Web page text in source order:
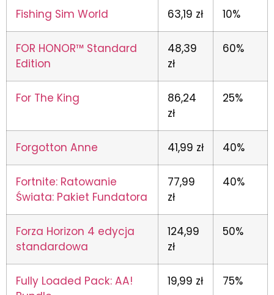
Fishing Sim World 63,19 zł 10%
FOR HONOR™ Standard
Edition
48,39
zł
60%
For The King
86,24
zł
25%
Forgotton Anne 41,99 zł 40%
Fortnite: Ratowanie
Świata: Pakiet Fundatora
77,99
zł
40%
Forza Horizon 4 edycja
standardowa
124,99
zł
50%
Fully Loaded Pack: AA!
19,99 zł 75%